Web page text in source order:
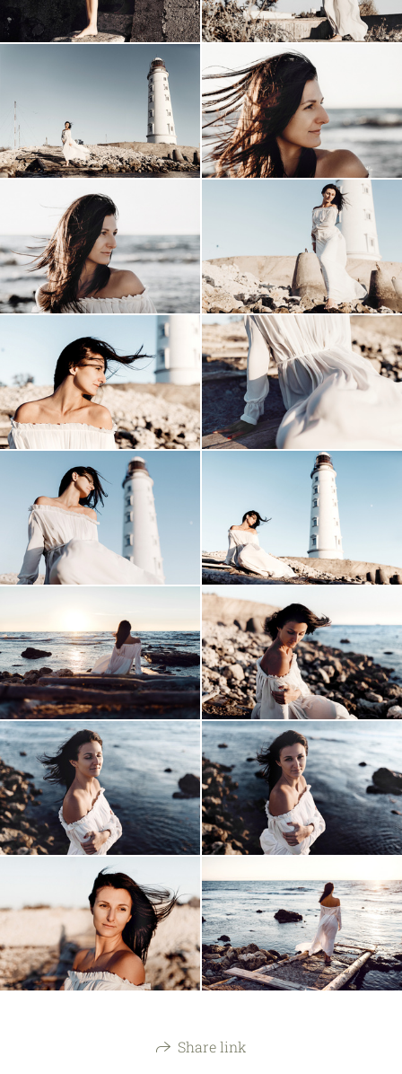
Share link